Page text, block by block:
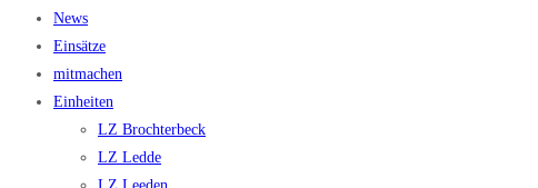
News
Einsätze
mitmachen
Einheiten
LZ Brochterbeck
LZ Ledde